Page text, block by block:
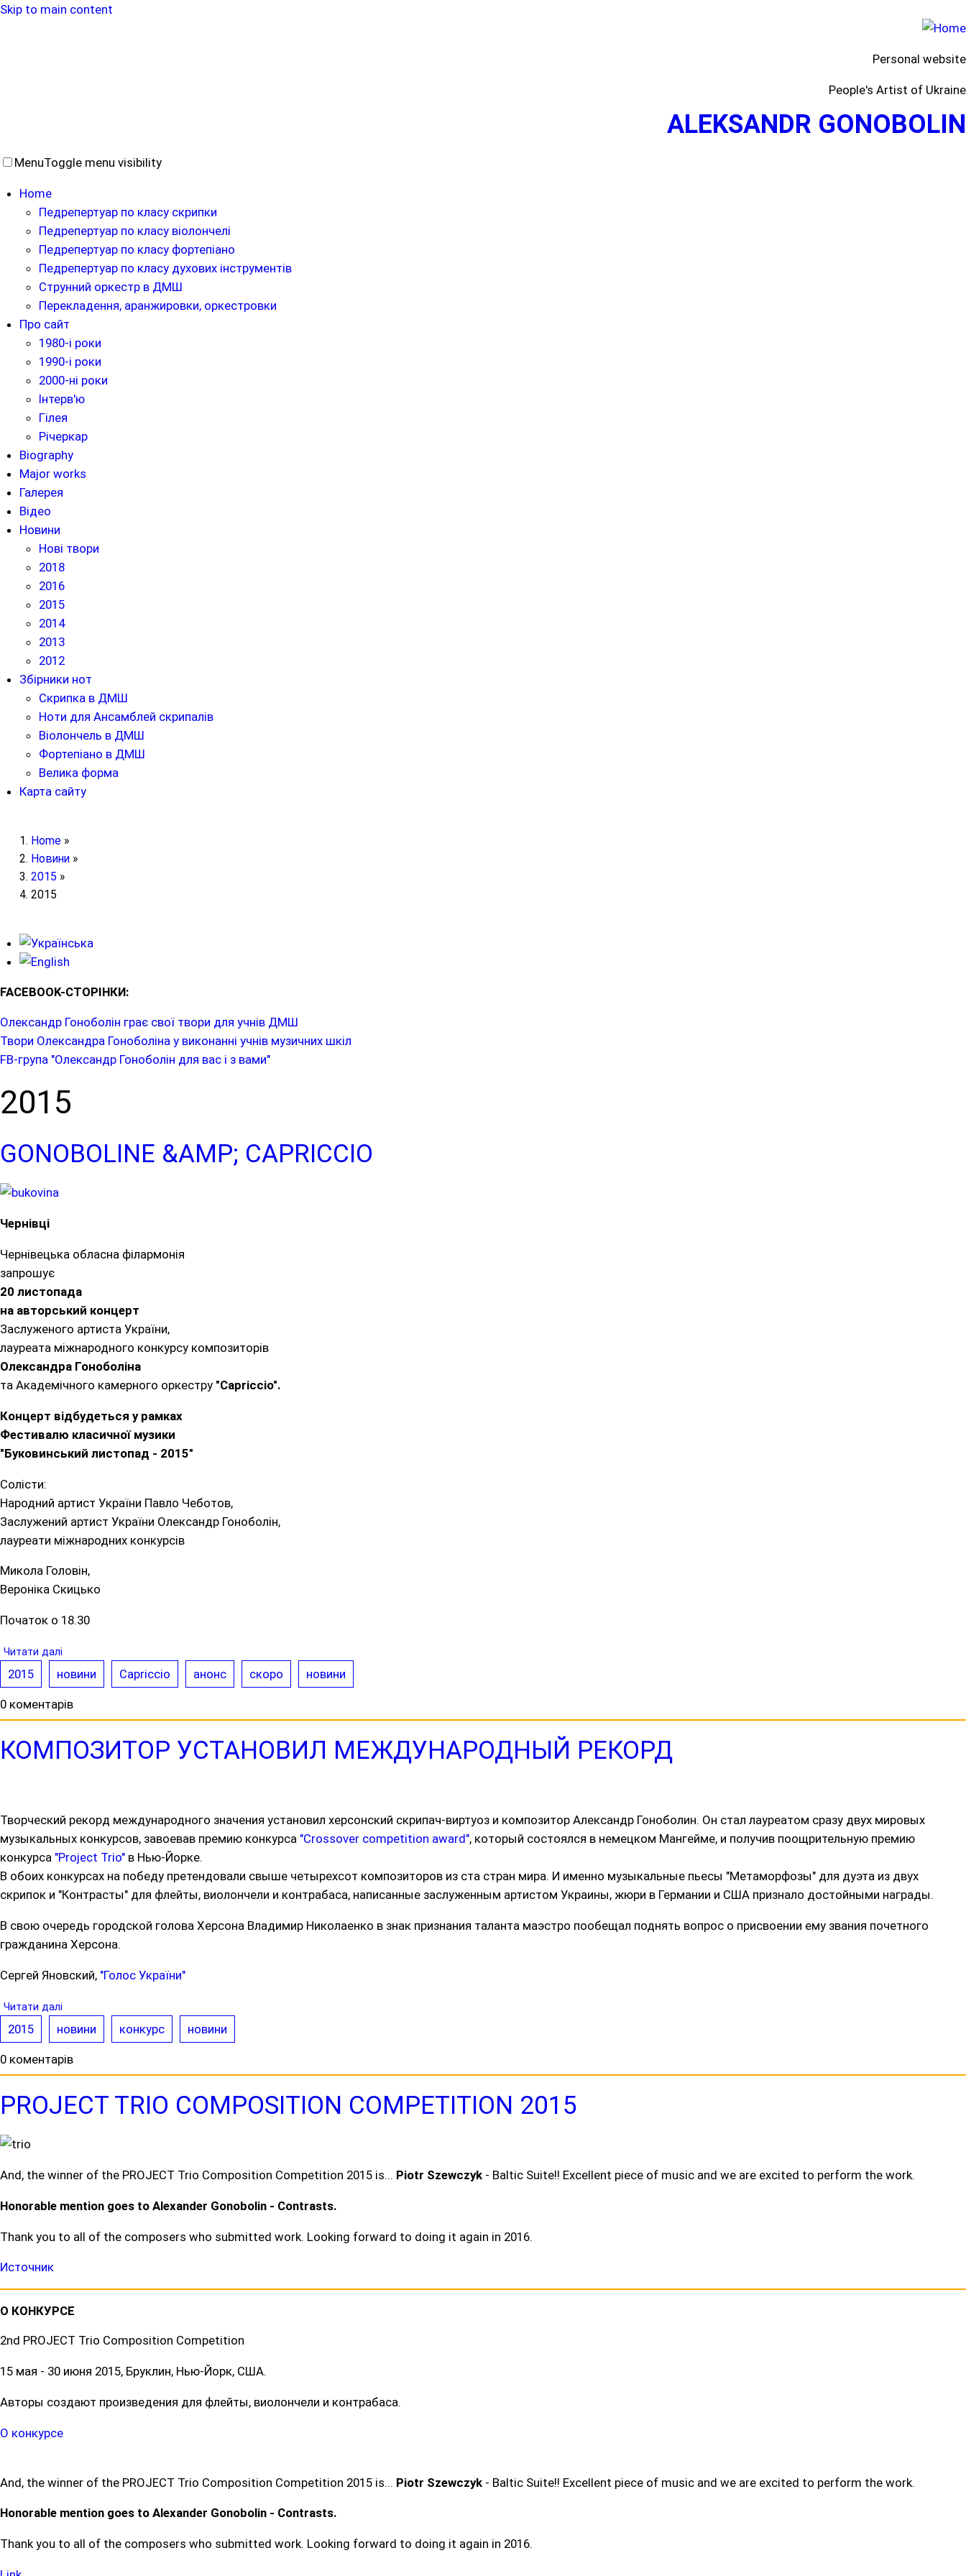
Skip to main content
Personal website
People's Artist of Ukraine
ALEKSANDR GONOBOLIN
MenuToggle menu visibility
Home
Педрепертуар по класу скрипки
Педрепертуар по класу віолончелі
Педрепертуар по класу фортепіано
Педрепертуар по класу духових інструментів
Струнний оркестр в ДМШ
Перекладення, аранжировки, оркестровки
Про сайт
1980-і роки
1990-і роки
2000-ні роки
Інтерв'ю
Гілея
Річеркар
Biography
Major works
Галерея
Відео
Новини
Нові твори
2018
2016
2015
2014
2013
2012
Збірники нот
Скрипка в ДМШ
Ноти для Ансамблей скрипалів
Віолончель в ДМШ
Фортепіано в ДМШ
Велика форма
Карта сайту
Home »
Новини»
2015 »
2015
FACEBOOK-СТОРІНКИ:
Олександр Гоноболін грає свої твори для учнів ДМШ
Твори Олександра Гоноболіна у виконанні учнів музичних шкіл
FB-група "Олександр Гоноболін для вас і з вами"
2015
GONOBOLINE &AMP; CAPRICCIO
Чернівці
Чернівецька обласна філармонія
запрошує
20 листопада
на авторський концерт
Заслуженого артиста України,
лауреата міжнародного конкурсу композиторів
Олександра Гоноболіна
та Академічного камерного оркестру "Capriccio".
Концерт відбудеться у рамках
Фестивалю класичної музики
"Буковинський листопад - 2015"
Солісти:
Народний артист України Павло Чеботов,
Заслужений артист України Олександр Гоноболін,
лауреати міжнародних конкурсів
Микола Головін,
Вероніка Скицько
Початок о 18.30
Читати далі
2015 новини Capriccio анонс скоро новини
0 коментарів
КОМПОЗИТОР УСТАНОВИЛ МЕЖДУНАРОДНЫЙ РЕКОРД
Творческий рекорд международного значения установил херсонский скрипач-виртуоз и композитор Александр Гоноболин. Он стал лауреатом сразу двух мировых
музыкальных конкурсов, завоевав премию конкурса "Crossover competіtіon award", который состоялся в немецком Мангейме, и получив поощрительную премию
конкурса "Project Trіo" в Нью-Йорке.
В обоих конкурсах на победу претендовали свыше четырехсот композиторов из ста стран мира. И именно музыкальные пьесы "Метаморфозы" для дуэта из двух
скрипок и "Контрасты" для флейты, виолончели и контрабаса, написанные заслуженным артистом Украины, жюри в Германии и США признало достойными награды.
В свою очередь городской голова Херсона Владимир Николаенко в знак признания таланта маэстро пообещал поднять вопрос о присвоении ему звания почетного
гражданина Херсона.
Сергей Яновский, "Голос України"
Читати далі
2015 новини конкурс новини
0 коментарів
PROJECT TRIO COMPOSITION COMPETITION 2015
And, the winner of the PROJECT Trio Composition Competition 2015 is... Piotr Szewczyk - Baltic Suite!! Excellent piece of music and we are excited to perform the work.
Honorable mention goes to Alexander Gonobolin - Contrasts.
Thank you to all of the composers who submitted work. Looking forward to doing it again in 2016.
Источник
О КОНКУРСЕ
2nd PROJECT Trio Composition Competition
15 мая - 30 июня 2015, Бруклин, Нью-Йорк, США.
Авторы создают произведения для флейты, виолончели и контрабаса.
О конкурсе
And, the winner of the PROJECT Trio Composition Competition 2015 is... Piotr Szewczyk - Baltic Suite!! Excellent piece of music and we are excited to perform the work.
Honorable mention goes to Alexander Gonobolin - Contrasts.
Thank you to all of the composers who submitted work. Looking forward to doing it again in 2016.